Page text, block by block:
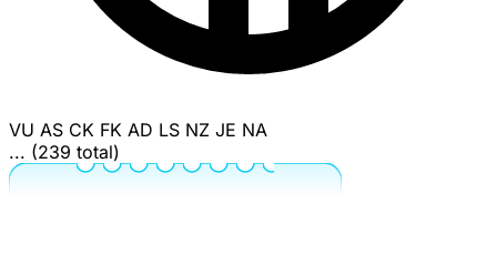
VU AS CK FK AD LS NZ JE NA
... (239 total)